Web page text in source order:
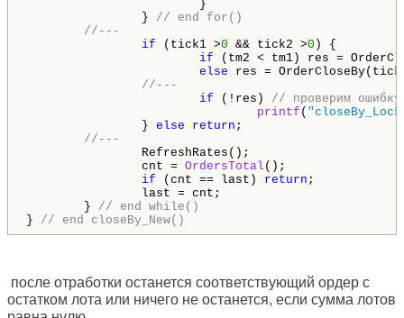
}
} // end for()
//---
if (tick1 >0 && tick2 >0 ) {
if (tm2 < tm1) res =
else res =
//---
if (!res) // проверим ошибку
printf (
} else return ;
//---
RefreshRates();
cnt = OrdersTotal ();
if (cnt == last) return ;
last = cnt;
} // end while()
} // end closeBy_New()
после отработки останется соответствующий ордер с
остатком лота или ничего не останется, если сумма лотов